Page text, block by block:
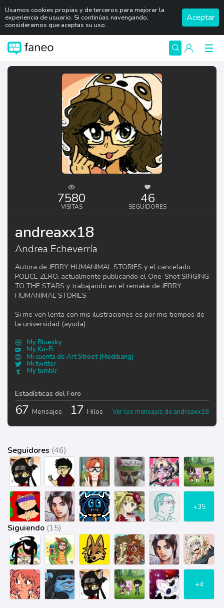
Usamos cookies propias y de terceros para mejorar la
experiencia de usuario. Si continúas navengando,
consideramos que aceptas su uso.
Aceptar
7580
VISITAS
46
SEGUIDORES
andreaxx18
Andrea Echeverría
Autora de JERRY HUMANIMAL STORIES y el cancelado
POLICE ZERO, actualmente publicando el One-Shot SINGING
TO THE STARS y trabajando en el remake de JERRY
HUMANIMAL STORIES
Si me ven lenta con mis ilustraciones es por mis tiempos de
la universidad (ayuda)
My Bluesky
My Ko-Fi
Mi cuenta de Art Street (Medibang)
Mi twitter
My tumblr
Estadísticas del Foro
67 Mensajes 17 Hilos Ver los mensajes de andreaxx18
Seguidores (46)
+35
Siguiendo (15)
+4